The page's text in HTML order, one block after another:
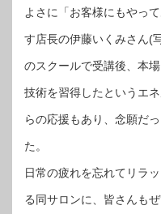
よさに「お客様にもやっ
す店長の伊藤いくみさん(
のスクールで受講後、本
技術を習得したというエ
らの応援もあり、念願だ
た。
日常の疲れを忘れてリラ
る同サロンに、皆さんも